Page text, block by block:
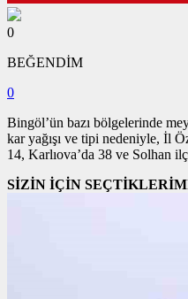
0
BEĞENDİM
0
Bingöl’ün bazı bölgelerinde
kar yağışı ve tipi nedeniyle, İl
14, Karlıova’da 38 ve Solhan
SİZİN İÇİN